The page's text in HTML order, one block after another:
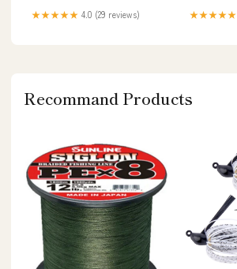
★★★★★ 4.0 (29 reviews) ★★★★★
Recommand Products